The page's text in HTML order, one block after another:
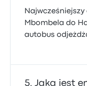
Mbombela do
autobus
Jaka jest